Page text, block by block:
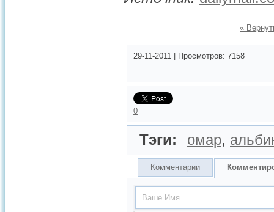
«
29-11-2011 Просмотров: 7158
0
Тэги: омар,
Комментарии